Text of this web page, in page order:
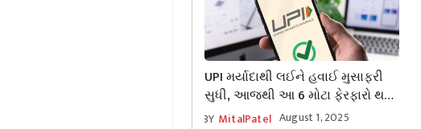
UPI મર્યાદાથી લઈને હવાઈ મુસાફરી
સુધી, આજથી આ 6 મોટા ફેરફારો થવા
જઈ રહ્યા છે; તેની સીધી અસર તમારા
BY MitalPatel August 1, 2025